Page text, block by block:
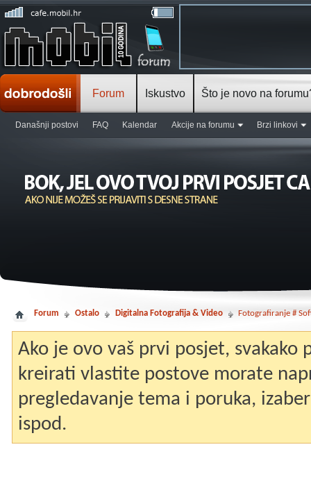
Forum
Današnji postovi FAQ Kalendar Akcije na forumu Brzi linkovi
Iskustvo Što je novo na
Forum Ostalo Digitalna Fotografija & Video Fotografiranje #
Ako je ovo vaš prvi posjet, svakako
kreirati vlastite postove morate
pregledavanje tema i poruka,
ispod.